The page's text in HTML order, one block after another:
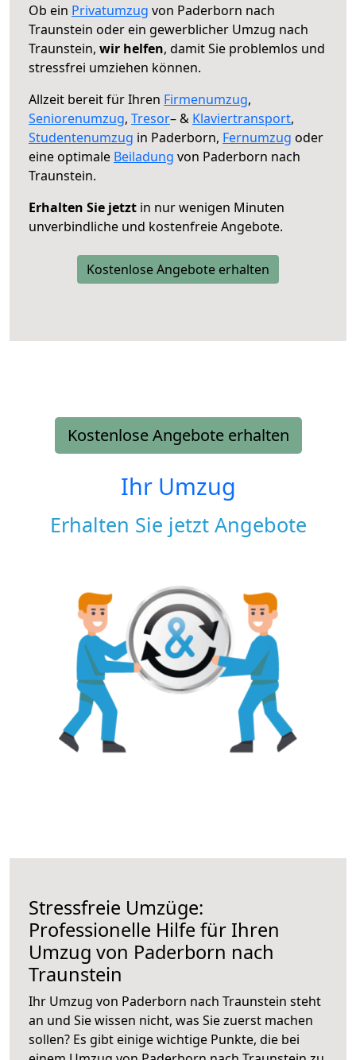
Ob ein Privatumzug von Paderborn nach
Traunstein oder ein gewerblicher Umzug nach
Traunstein, wir helfen, damit Sie problemlos und
stressfrei umziehen können.
Allzeit bereit für Ihren Firmenumzug,
Seniorenumzug, Tresor– & Klaviertransport,
Studentenumzug in Paderborn, Fernumzug oder
eine optimale Beiladung von Paderborn nach
Traunstein.
Erhalten Sie jetzt in nur wenigen Minuten
unverbindliche und kostenfreie Angebote.
Kostenlose Angebote erhalten
Kostenlose Angebote erhalten
Ihr Umzug
Erhalten Sie jetzt Angebote
Stressfreie Umzüge:
Professionelle Hilfe für Ihren
Umzug von Paderborn nach
Traunstein
Ihr Umzug von Paderborn nach Traunstein steht
an und Sie wissen nicht, was Sie zuerst machen
sollen? Es gibt einige wichtige Punkte, die bei